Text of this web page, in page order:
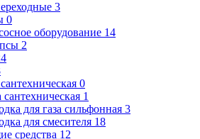
3
0
оборудование 14
2
0
сантехническая 1
для газа сильфонная 3
для смесителя 18
средства 12